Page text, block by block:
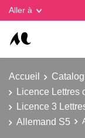
Aller à
Accueil
Licence Lettres
Licence 3
Allemand S5
Gestion des cookies